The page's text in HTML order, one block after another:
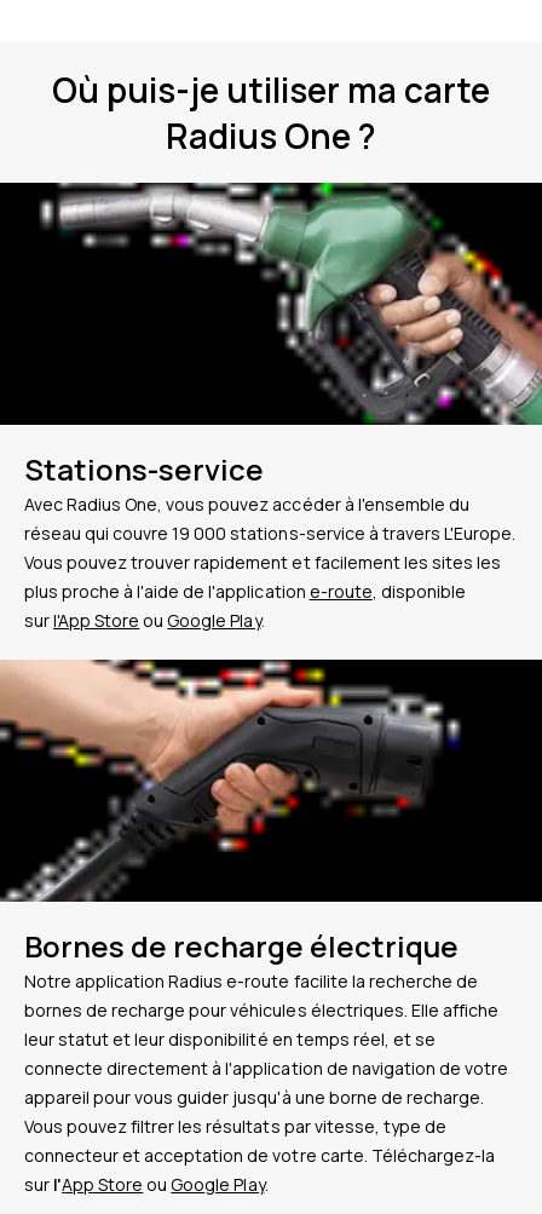
Où puis-je utiliser ma carte
Radius One ?
Stations-service
Avec Radius One, vous pouvez accéder à l'ensemble du
réseau qui couvre 19 000 stations-service à travers L'Europe.
Vous pouvez trouver rapidement et facilement les sites les
plus proche à l'aide de l'application e-route, disponible
surl'App Store ouGoogle Play.
Bornes de recharge électrique
Notre application Radius e-route facilite la recherche de
bornes de recharge pour véhicules électriques. Elle affiche
leur statut et leur disponibilité en temps réel, et se
connecte directement à l'application de navigation de votre
appareil pour vous guider jusqu'à une borne de recharge.
Vous pouvez filtrer les résultats par vitesse, type de
connecteur et acceptation de votre carte. Téléchargez-la
sur l'App Store ouGoogle Play.